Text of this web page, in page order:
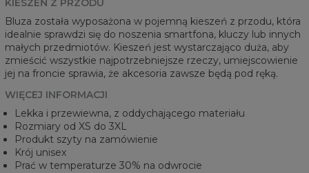
KIESZEŃ Z PRZODU
Bluza została wyposażona w pojemną kieszeń z przodu, która
idealnie sprawdzi się do noszenia smartfona, kluczy lub innych
małych przedmiotów. Kieszeń jest wystarczająco duża, aby
zmieścić wszystkie najpotrzebniejsze rzeczy, umiejscowienie
jej na froncie sprawia, że akcesoria zawsze będą pod ręką.
WIĘCEJ INFORMACJI
Lekka i przewiewna, z oddychającego materiału
Rozmiary od XS do 3XL
Produkt szyty na zamówienie
Krój unisex
Prać w temperaturze 30% na odwrocie